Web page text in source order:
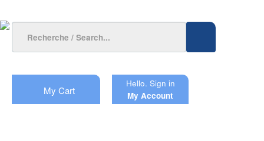
My Cart
Hello. Sign in
My Account